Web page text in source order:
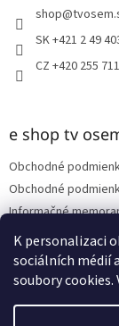
K personalizaci
sociálních médií
soubory
shop@
SK +421 2 49
CZ +420 255
e shop tv
Obchodné
Obchodné
Informačné
Reklamačný